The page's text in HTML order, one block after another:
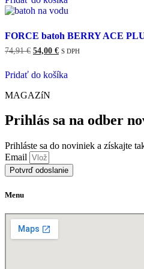
FORCE batoh BERRY ACE
74,91€ Pôvodná
bola:
74,91 €.
54,00 € Aktuálna
je:
54,00 €.
S DPH
Pridať do košíka
MAGAZíN
Prihlás sa na odber
Prihláste sa do noviniek a získajte
Email
Potvrď odoslanie
Menu